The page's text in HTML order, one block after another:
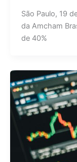
São Paulo, 19
da Amcham
de 40%